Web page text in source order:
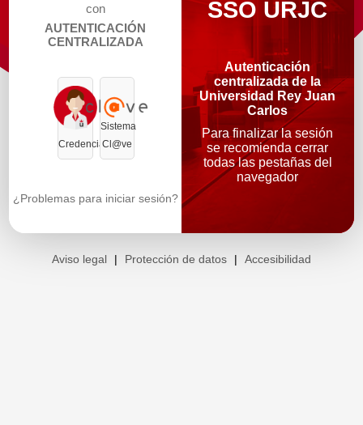
con
AUTENTICACIÓN
CENTRALIZADA
Credenciales
Sistema
Cl@ve
¿Problemas para iniciar sesión?
SSO URJC
Autenticación
centralizada de la
Universidad Rey Juan
Carlos
Para finalizar la sesión
se recomienda cerrar
todas las pestañas del
navegador
Aviso legal | Protección de datos | Accesibilidad